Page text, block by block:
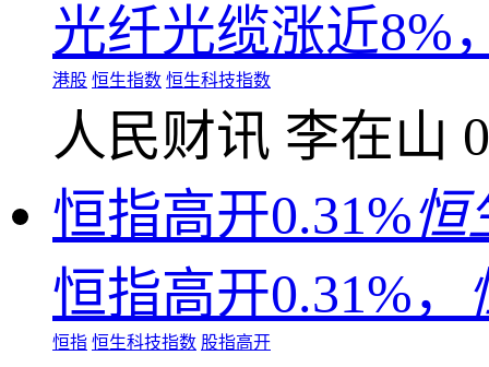
光纤光缆涨近8%
港股 恒生指数 恒生科技指数
人民财讯 李在山
恒指高开0.31%恒
恒指高开0.31%，
恒指 恒生科技指数 股指高开